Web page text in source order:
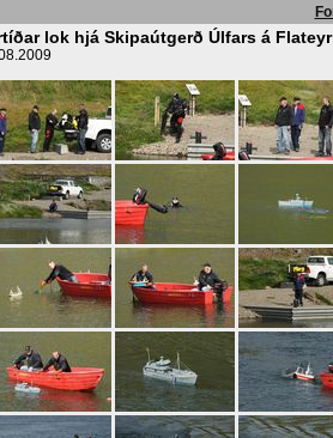
lok hjá Skipaútgerð Úlfars á